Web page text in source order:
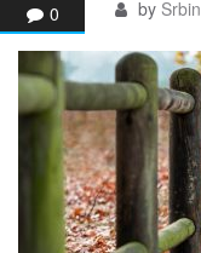
0
by Srbin